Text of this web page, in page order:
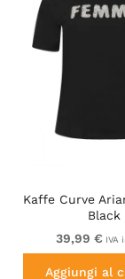
Kaffe Curve
Black
39,99 € IVA
Aggiungi al